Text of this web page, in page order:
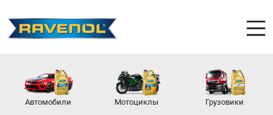
Автомобили Мотоциклы Грузовики